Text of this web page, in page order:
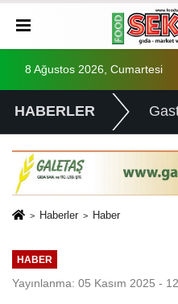
8 Ağustos 2026, Cumartesi
HABERLER
Haberler Haber
HABER
Yayınlanma: 05 Kasım 2025 -